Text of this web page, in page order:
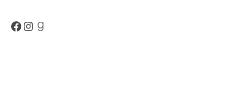
Facebook
Instagram
Goodreads